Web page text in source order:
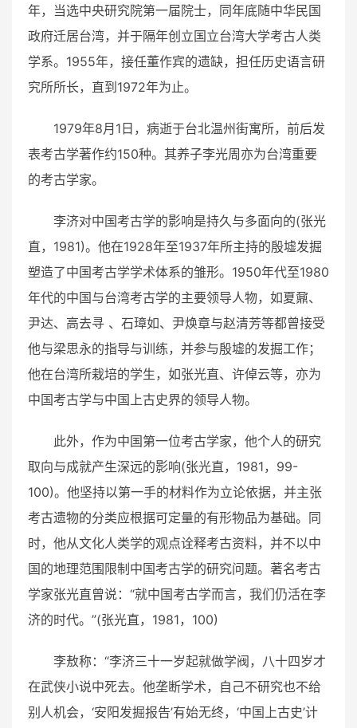
年，当选中央研究院第一届院士，同年底随中华民国
政府迁居台湾，并于隔年创立国立台湾大学考古人类
学系。1955年，接任董作宾的遗缺，担任历史语言研
究所所长，直到1972年为止。
1979年8月1日，病逝于台北温州街寓所，前后发
表考古学著作约150种。其养子李光周亦为台湾重要
的考古学家。
李济对中国考古学的影响是持久与多面向的(张光
直，1981)。他在1928年至1937年所主持的殷墟发掘
塑造了中国考古学学术体系的雏形。1950年代至1980
年代的中国与台湾考古学的主要领导人物，如夏鼐、
尹达、高去寻 、石璋如、尹焕章与赵清芳等都曾接受
他与梁思永的指导与训练，并参与殷墟的发掘工作；
他在台湾所栽培的学生，如张光直、许倬云等，亦为
中国考古学与中国上古史界的领导人物。
此外，作为中国第一位考古学家，他个人的研究
取向与成就产生深远的影响(张光直，1981，99-
100)。他坚持以第一手的材料作为立论依据，并主张
考古遗物的分类应根据可定量的有形物品为基础。同
时，他从文化人类学的观点诠释考古资料，并不以中
国的地理范围限制中国考古学的研究问题。著名考古
学家张光直曾说：“就中国考古学而言，我们仍活在李
济的时代。”(张光直，1981，100)
李敖称：“李济三十一岁起就做学阀，八十四岁才
在武侠小说中死去。他垄断学术，自己不研究也不给
别人机会，‘安阳发掘报告’有始无终，‘中国上古史’计